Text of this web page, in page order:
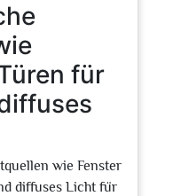
für
wie Fenster
diffuses Licht für